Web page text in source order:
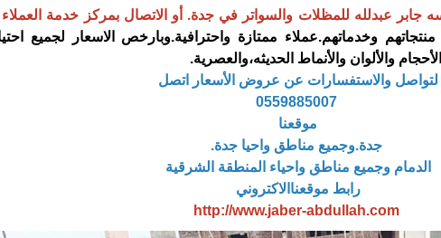
جابر عبدلله للمظلات والسواتر في جدة. أو الاتصال بمركز خدمة
وخدماتهم.عملاء ممتازة واحترافية.وبارخص الاسعار لجميع
والألوان والأنماط الحديثه،والعصرية.
لتواصل والاستفسارات عن عروض الأسعار اتصل
0559885007
موقعنا
جدة.وجميع مناطق واحيا جدة.
الدمام وجميع مناطق واحياء المنطقة الشرقية
رابط موقعناالاكتروني
http://www.jaber-abdullah.com